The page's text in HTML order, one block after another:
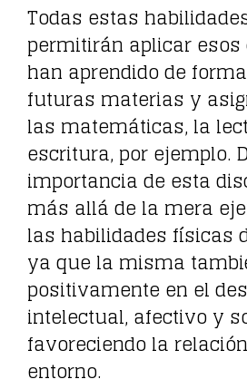
Todas estas
permitirán aplicar esos
han aprendido de
futuras materias y
las matemáticas, la
escritura, por ejemplo.
importancia de esta
más allá de la mera
las habilidades físicas
ya que la misma
positivamente en el
intelectual, afectivo y
favoreciendo la
entorno.